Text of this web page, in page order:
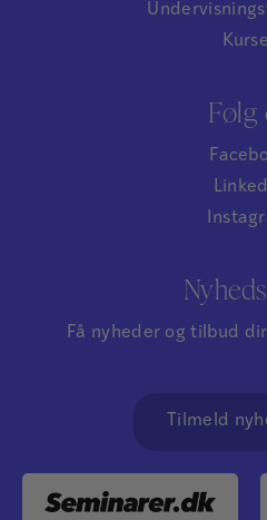
Følg
Få nyheder og tilbud
Tilmeld